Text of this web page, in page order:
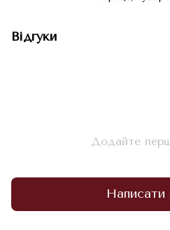
Відгуки
Додайте
Написати